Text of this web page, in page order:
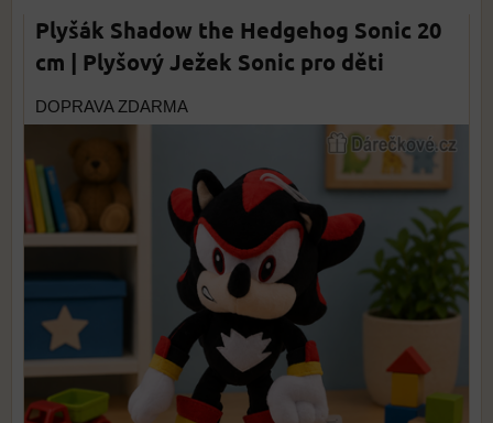
Plyšák Shadow the Hedgehog Sonic 20
cm | Plyšový Ježek Sonic pro děti
DOPRAVA ZDARMA